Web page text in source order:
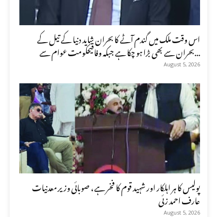
اس وقت ملک میں گندم آٹے کا بحران شاید دنیا کے تیل کے
بحران سے بھی بڑا ہو چکا ہے جبکہ وفاقیحکومت عوام سے...
August 5, 2026
پولیس کا ہر اہلکار اور شہید قوم کا فخر ہے، صوبائی وزیر معدنیات
عارف احمد زئی
August 5, 2026